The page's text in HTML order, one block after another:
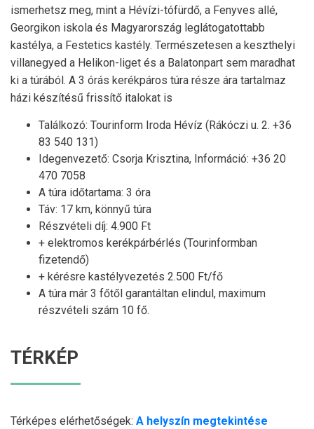
ismerhetsz meg, mint a Hévízi-tófürdő, a Fenyves allé,
Georgikon iskola és Magyarország leglátogatottabb
kastélya, a Festetics kastély. Természetesen a keszthelyi
villanegyed a Helikon-liget és a Balatonpart sem maradhat
ki a túrából. A 3 órás kerékpáros túra része ára tartalmaz
házi készítésű frissítő italokat is
Találkozó: Tourinform Iroda Hévíz (Rákóczi u. 2. +36
83 540 131)
Idegenvezető: Csorja Krisztina, Információ: +36 20
470 7058
A túra időtartama: 3 óra
Táv: 17 km, könnyű túra
Részvételi díj: 4.900 Ft
+ elektromos kerékpárbérlés (Tourinformban
fizetendő)
+ kérésre kastélyvezetés 2.500 Ft/fő
A túra már 3 főtől garantáltan elindul, maximum
részvételi szám 10 fő.
TÉRKÉP
Térképes elérhetőségek: A helyszín megtekintése